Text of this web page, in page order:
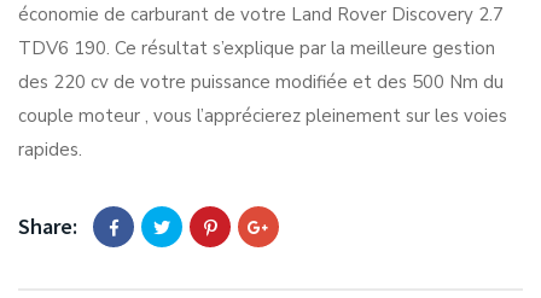
économie de carburant de votre Land Rover Discovery 2.7
TDV6 190. Ce résultat s’explique par la meilleure gestion
des 220 cv de votre puissance modifiée et des 500 Nm du
couple moteur , vous l’apprécierez pleinement sur les voies
rapides.
Share: